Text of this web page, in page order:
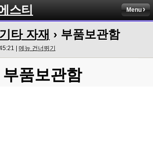
스티 Menu
기타 자재 › 부품보관함
| 메뉴 건너뛰기
부품보관함